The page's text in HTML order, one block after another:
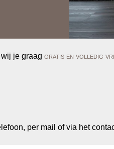
je graag gratis en volledig
per mail of via het